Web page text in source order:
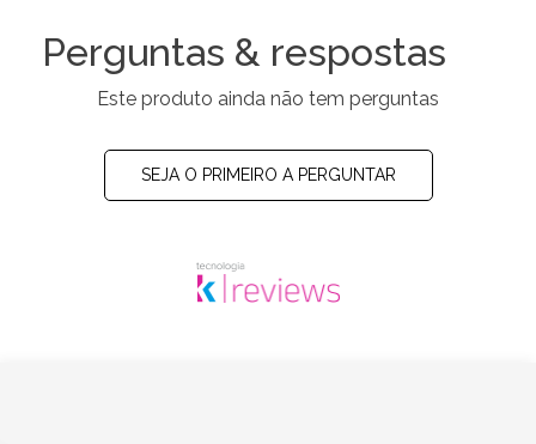
Perguntas & respostas
Este produto ainda não tem perguntas
SEJA O PRIMEIRO A PERGUNTAR